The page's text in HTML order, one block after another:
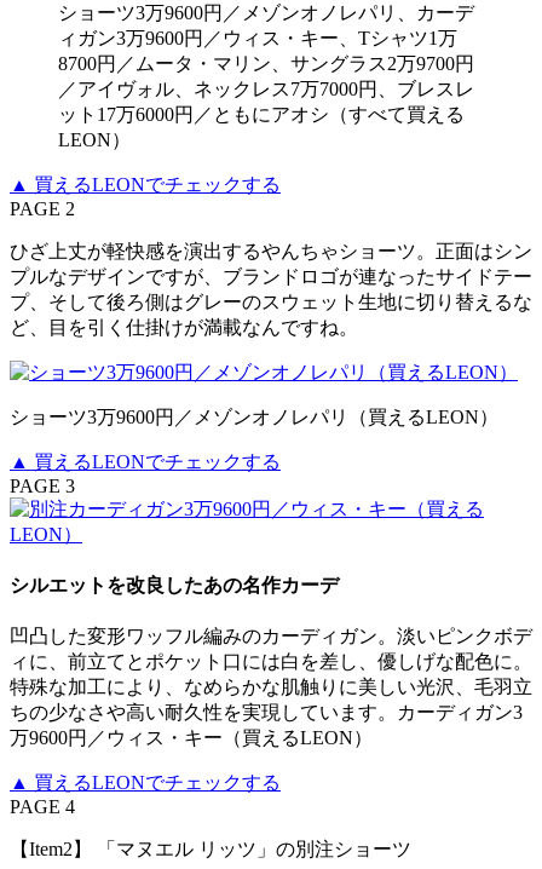
ショーツ3万9600円／メゾンオノレパリ、カーデ
ィガン3万9600円／ウィス・キー、Tシャツ1万
8700円／ムータ・マリン、サングラス2万9700円
／アイヴォル、ネックレス7万7000円、ブレスレ
ット17万6000円／ともにアオシ（すべて買える
LEON）
▲ 買えるLEONでチェックする
PAGE 2
ひざ上丈が軽快感を演出するやんちゃショーツ。正面はシン
プルなデザインですが、ブランドロゴが連なったサイドテー
プ、そして後ろ側はグレーのスウェット生地に切り替えるな
ど、目を引く仕掛けが満載なんですね。
ショーツ3万9600円／メゾンオノレパリ（買えるLEON）
▲ 買えるLEONでチェックする
PAGE 3
シルエットを改良したあの名作カーデ
凹凸した変形ワッフル編みのカーディガン。淡いピンクボデ
ィに、前立てとポケット口には白を差し、優しげな配色に。
特殊な加工により、なめらかな肌触りに美しい光沢、毛羽立
ちの少なさや高い耐久性を実現しています。カーディガン3
万9600円／ウィス・キー（買えるLEON）
▲ 買えるLEONでチェックする
PAGE 4
【Item2】 「マヌエル リッツ」の別注ショーツ